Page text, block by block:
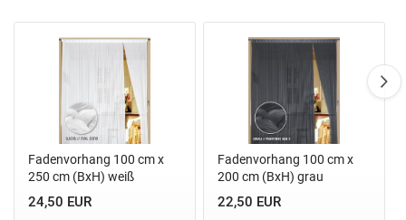
Fadenvorhang 100 cm x
250 cm (BxH) weiß
24,50 EUR
Fadenvorhang 100 cm x
200 cm (BxH) grau
22,50 EUR